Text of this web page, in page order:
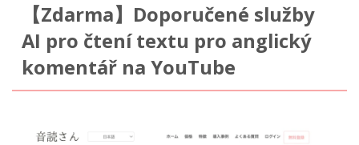
【Zdarma】Doporučené služby
AI pro čtení textu pro anglický
komentář na YouTube